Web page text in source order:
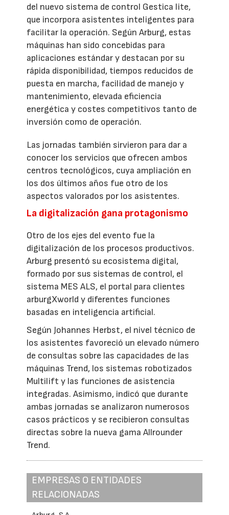
del nuevo sistema de control Gestica lite,
que incorpora asistentes inteligentes para
facilitar la operación. Según Arburg, estas
máquinas han sido concebidas para
aplicaciones estándar y destacan por su
rápida disponibilidad, tiempos reducidos de
puesta en marcha, facilidad de manejo y
mantenimiento, elevada eficiencia
energética y costes competitivos tanto de
inversión como de operación.
Las jornadas también sirvieron para dar a
conocer los servicios que ofrecen ambos
centros tecnológicos, cuya ampliación en
los dos últimos años fue otro de los
aspectos valorados por los asistentes.
La digitalización gana protagonismo
Otro de los ejes del evento fue la
digitalización de los procesos productivos.
Arburg presentó su ecosistema digital,
formado por sus sistemas de control, el
sistema MES ALS, el portal para clientes
arburgXworld y diferentes funciones
basadas en inteligencia artificial.
Según Johannes Herbst, el nivel técnico de
los asistentes favoreció un elevado número
de consultas sobre las capacidades de las
máquinas Trend, los sistemas robotizados
Multilift y las funciones de asistencia
integradas. Asimismo, indicó que durante
ambas jornadas se analizaron numerosos
casos prácticos y se recibieron consultas
directas sobre la nueva gama Allrounder
Trend.
EMPRESAS O ENTIDADES
RELACIONADAS